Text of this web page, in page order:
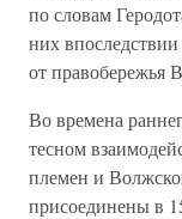
по словам
них
от правобережья
Во времена
тесном
племен и
присоединены в